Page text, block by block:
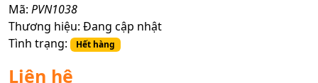
Mã: PVN1038
Thương hiệu: Đang cập nhật
Tình trạng:
Hết hàng
Liên hệ